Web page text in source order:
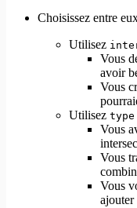
Choisissez entre
Utilisez
Vous
avoir
Vous
Utilisez type
Vous
Vous
Vous
ajouter